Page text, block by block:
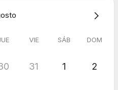
automatización y
gratuita y personalizada
VIE SÁB DOM
31 1 2